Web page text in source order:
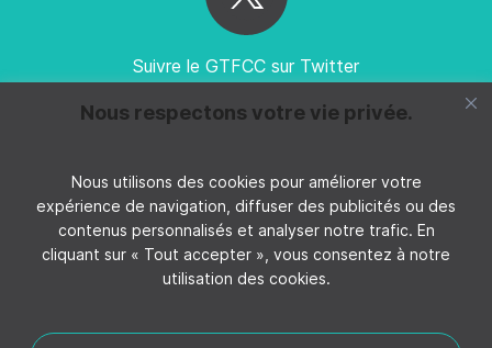
Nous respectons votre vie privée.
Nous utilisons des cookies pour améliorer votre
expérience de navigation, diffuser des publicités ou des
contenus personnalisés et analyser notre trafic. En
cliquant sur « Tout accepter », vous consentez à notre
utilisation des cookies.
Suivre le GTFCC sur Twitter
Suivez GTFCC sur YouTube